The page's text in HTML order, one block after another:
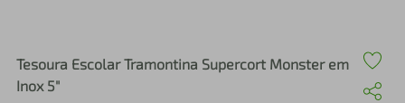
Tesoura Escolar Tramontina Supercort Monster em
Inox 5"